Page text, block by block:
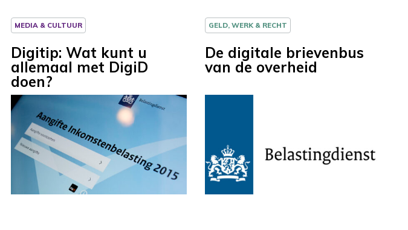
MEDIA & CULTUUR
Digitip: Wat kunt u
allemaal met DigiD
doen?
GELD, WERK & RECHT
De digitale brievenbus
van de overheid